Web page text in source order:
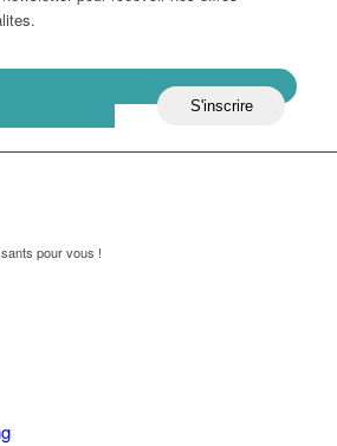
pour vous !